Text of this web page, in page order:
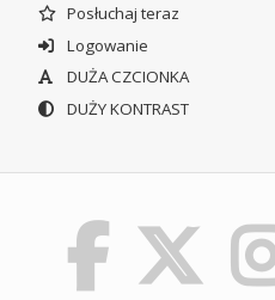
Posłuchaj teraz
Logowanie
DUŻA CZCIONKA
DUŻY KONTRAST